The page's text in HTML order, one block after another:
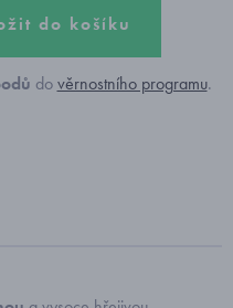
do košíku
dověrnostního programu.